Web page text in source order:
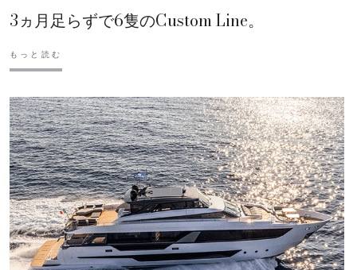
3ヵ月足らずで6隻のCustom Line。
もっと読む